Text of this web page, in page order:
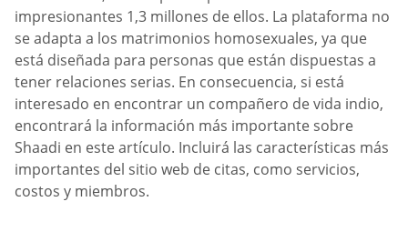
impresionantes 1,3 millones de ellos. La plataforma no
se adapta a los matrimonios homosexuales, ya que
está diseñada para personas que están dispuestas a
tener relaciones serias. En consecuencia, si está
interesado en encontrar un compañero de vida indio,
encontrará la información más importante sobre
Shaadi en este artículo. Incluirá las características más
importantes del sitio web de citas, como servicios,
costos y miembros.